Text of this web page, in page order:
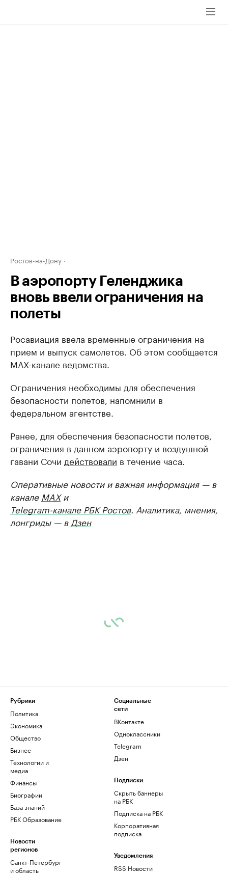
Ростов-на-Дону
В аэропорту Геленджика
вновь ввели ограничения на
полеты
Росавиация ввела временные ограничения на
прием и выпуск самолетов. Об этом сообщается
МАХ-канале ведомства.
Ограничения необходимы для обеспечения
безопасности полетов, напомнили в
федеральном агентстве.
Ранее, для обеспечения безопасности полетов,
ограничения в данном аэропорту и воздушной
гавани Сочи действовали в течение часа.
Оперативные новости и важная информация — в
канале MAXи
Telegram-канале РБК Ростов. Аналитика, мнения,
лонгриды — в Дзен
Рубрики
Политика
Экономика
Общество
Бизнес
Технологии и
медиа
Финансы
Биографии
База знаний
РБК Образование
Новости
регионов
Санкт-Петербург
и область
Социальные
сети
ВКонтакте
Одноклассники
Telegram
Дзен
Подписки
Скрыть баннеры
на РБК
Подписка на РБК
Корпоративная
подписка
Уведомления
RSS Новости